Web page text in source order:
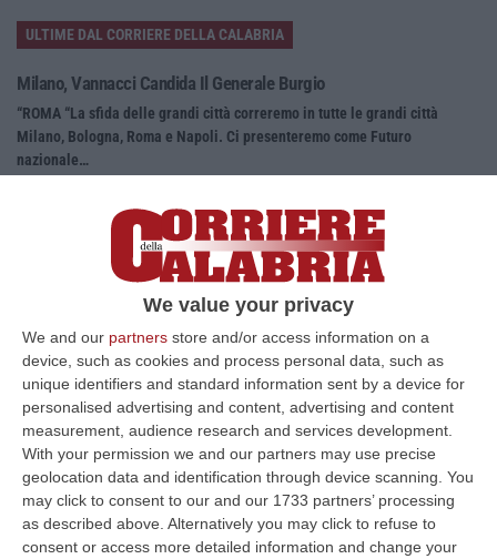
We value your privacy
We and our partners store and/or access information on a
device, such as cookies and process personal data, such as
unique identifiers and standard information sent by a device for
personalised advertising and content, advertising and content
measurement, audience research and services development.
With your permission we and our partners may use precise
geolocation data and identification through device scanning. You
may click to consent to our and our 1733 partners’ processing
as described above. Alternatively you may click to refuse to
consent or access more detailed information and change your
ULTIME DAL CORRIERE DELLA CALABRIA
Milano, Vannacci Candida Il Generale Burgio
“ROMA “La sfida delle grandi città correremo in tutte le grandi città
Milano, Bologna, Roma e Napoli. Ci presenteremo come Futuro
nazionale…
Messina, I “No Ponte” Di Nuovo In Marcia
“MESSINA “Chiediamo che venga chiusa la società Stretto di Messina. La
08 Agosto, 21:20
Vinitaly And The City A Reggio: Il Grande Abbraccio Tra Identità
Del Territorio, Storia E Cultura – FOTO
“REGGIO CALABRIA Vinitaly and the City arriva a Reggio Calabria. Dopo il
successo dell’edizione di Sibari, dove la manifestazione ha fatto s…
08 Agosto, 20:47
Pride, La “prima Volta” Dell’onda Arcobaleno A Catanzaro. In
Migliaia In Marcia Per I Diritti E La Libertà – FOTO